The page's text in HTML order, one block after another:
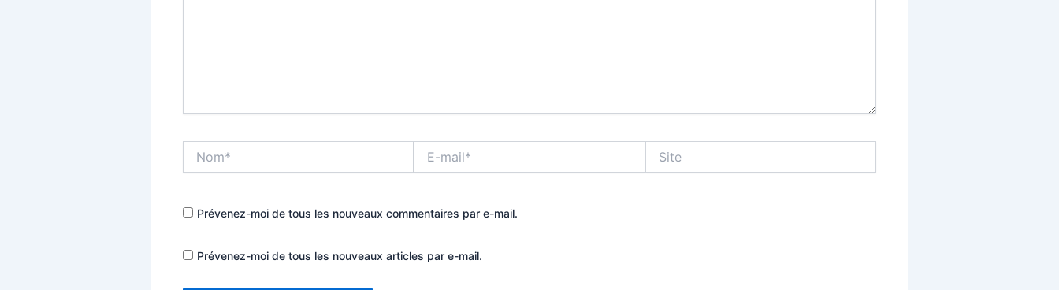
mail*
Prévenez-moi de tous les nouveaux commentaires par e-mail.
Prévenez-moi de tous les nouveaux articles par e-mail.